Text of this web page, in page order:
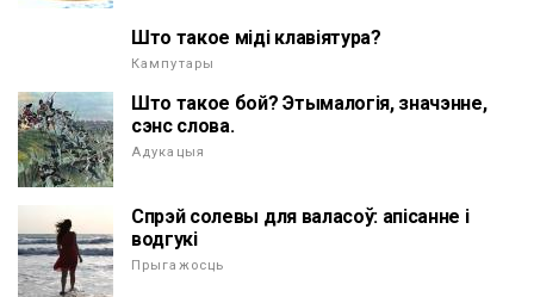
Што такое міді клавіятура?
Кампутары
Што такое бой? Этымалогія, значэнне,
сэнс слова.
Адукацыя
Спрэй солевы для валасоў: апісанне і
водгукі
Прыгажосць